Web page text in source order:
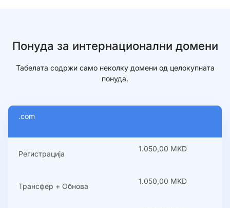
Понуда за интернационални домени​
Табелата содржи само неколку домени од целокупната
понуда.
.com
Регистрација
1.050,00 MKD
Трансфер + Обнова
1.050,00 MKD